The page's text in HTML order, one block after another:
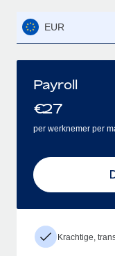
EUR
Payroll
€27
per werknemer per
Krachtige,